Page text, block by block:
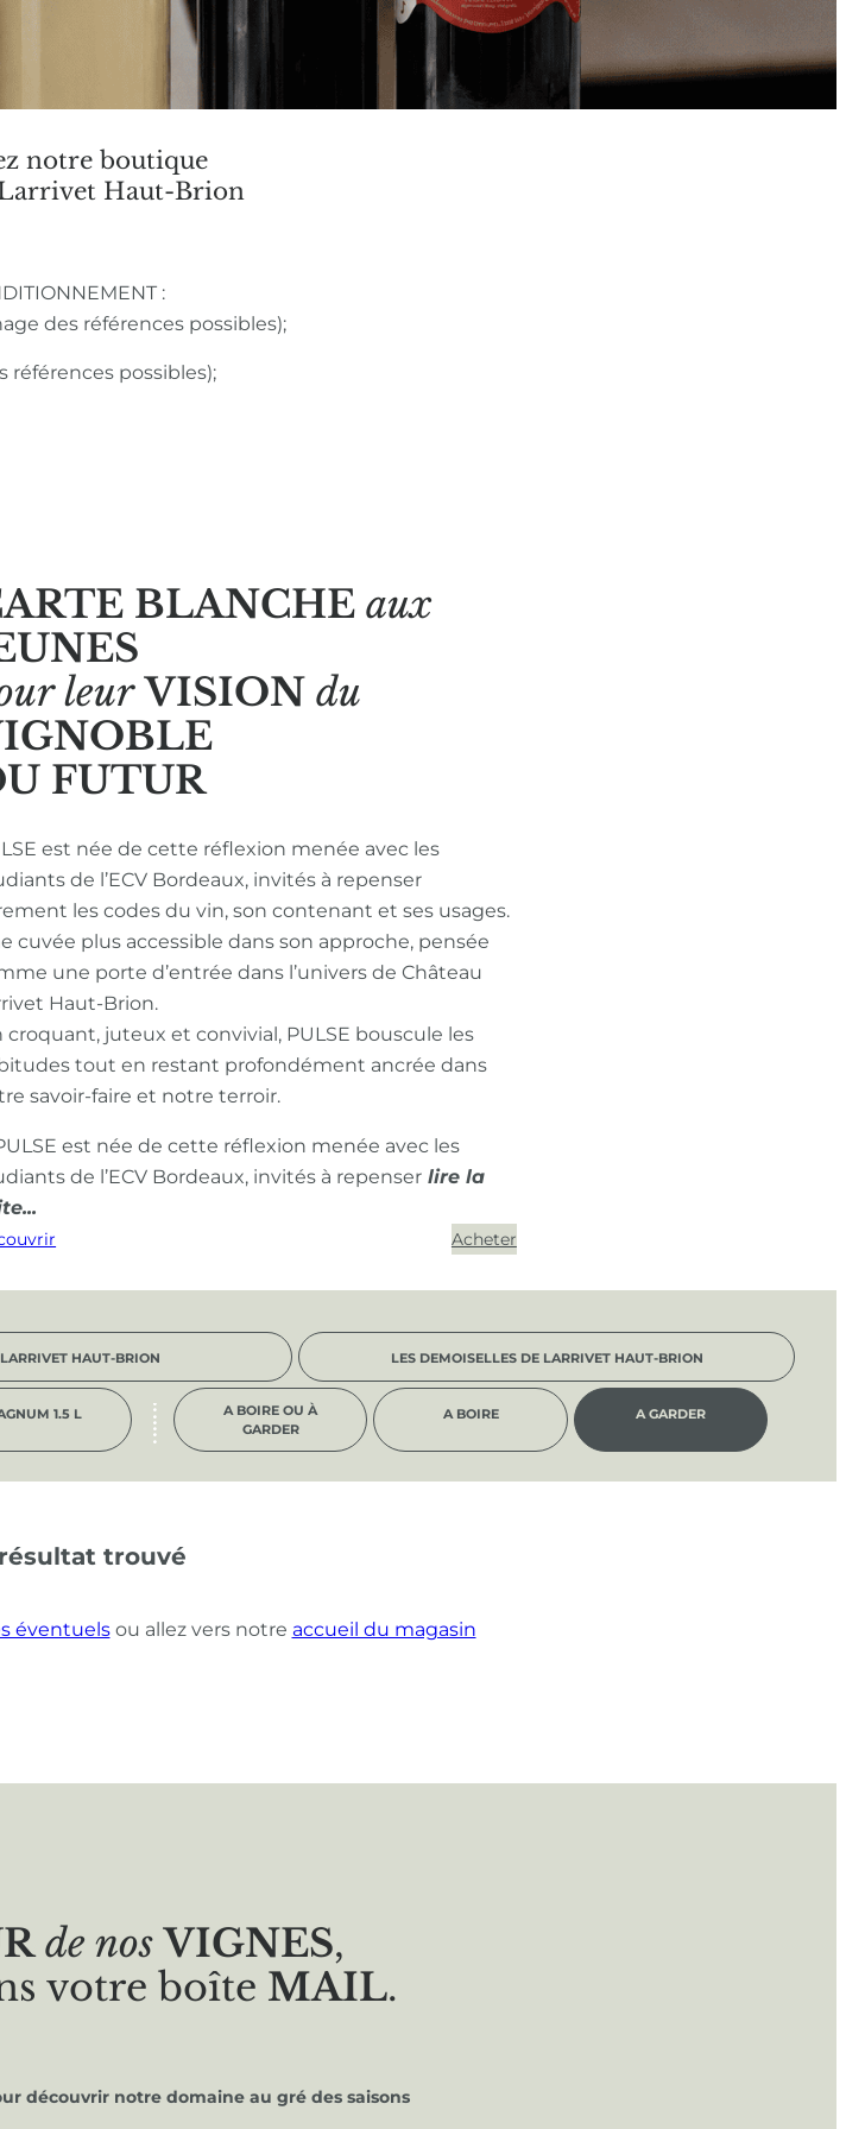
notre boutique
Haut-Brion
:
des références possibles);
références possibles);
BLANCHE aux
leur VISIONdu
FUTUR
est née de cette réflexion menée avec les
de l’ECV Bordeaux, invités à repenser
les codes du vin, son contenant et ses usages.
cuvée plus accessible dans son approche, pensée
une porte d’entrée dans l’univers de Château
Haut-Brion.
croquant, juteux et convivial, PULSE bouscule les
tout en restant profondément ancrée dans
savoir-faire et notre terroir.
est née de cette réflexion menée avec les
de l’ECV Bordeaux, invités à repenser
Acheter
HAUT-BRION LES DEMOISELLES DE LARRIVET HAUT-BRION
1.5 L
A BOIRE OU À
GARDER
A BOIRE A GARDER
trouvé
éventuelsou allez vers notre accueil du magasin
de nos VIGNES,
votre boîte MAIL.
découvrir notre domaine au gré des saisons